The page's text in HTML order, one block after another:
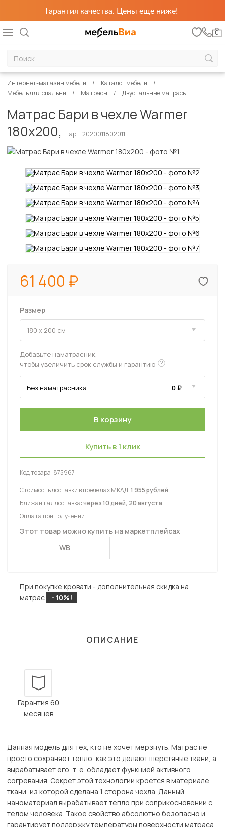
Гарантия качества. Цены еще ниже!
0
Интернет-магазин мебели
Каталог мебели
Мебель для спальни
Матрасы Двуспальные матрасы
Матрас Бари в чехле Warmer
180х200,
арт. 2020011802011
61 400
Размер
Добавьте наматрасник,
чтобы увеличить срок службы и гарантию ?
Купить в 1 клик
Код товара: 875967
Стоимость доставки в пределах МКАД:1 955 рублей
Ближайшая доставка:через 10 дней, 20 августа
Оплата при получении
Этот товар можно купить на маркетплейсах
WB
При покупке кровати - дополнительная скидка на
матрас
- 10%!
ОПИСАНИЕ
Гарантия 60
месяцев
Данная модель для тех, кто не хочет мерзнуть. Матрас не
просто сохраняет тепло, как это делают шерстяные ткани, а
вырабатывает его, т. е. обладает функцией активного
согревания. Секрет этой технологии кроется в материале
ткани, из которой сделана 1 сторона чехла. Данный
наноматериал вырабатывает тепло при соприкосновении с
телом человека. Такое свойство абсолютно безопасно и
гарантирует поддержку температуры поверхности матраса